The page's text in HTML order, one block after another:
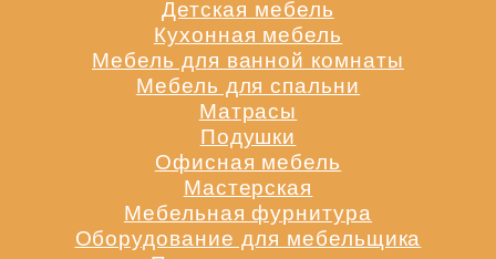
Детская мебель
Кухонная мебель
Мебель для ванной комнаты
Мебель для спальни
Матрасы
Подушки
Офисная мебель
Мастерская
Мебельная фурнитура
Оборудование для мебельщика